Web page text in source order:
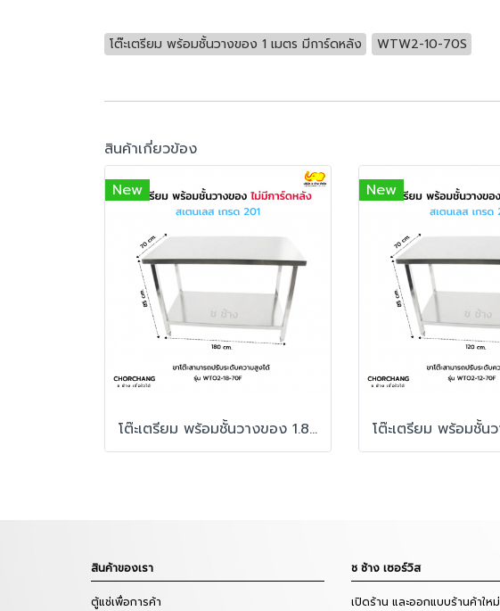
โต๊ะเตรียม พร้อมชั้นวางของ 1 เมตร มีการ์ดหลัง WTW2-10-70S
สินค้าเกี่ยวข้อง
New
โต๊ะเตรียม พร้อมชั้นวางของ 1.80 เมตร ไม่มีการ์ดหลัง
New
สินค้าของเรา
ตู้แช่เพื่อการค้า
ช ช้าง เซอร์วิส
เปิดร้าน และออกแบบร้านค้าใหม่